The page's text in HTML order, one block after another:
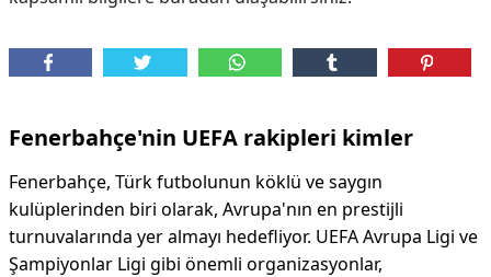
Fenerbahçe'nin UEFA rakipleri kimler
Fenerbahçe, Türk futbolunun köklü ve saygın
kulüplerinden biri olarak, Avrupa'nın en prestijli
turnuvalarında yer almayı hedefliyor. UEFA Avrupa Ligi ve
Şampiyonlar Ligi gibi önemli organizasyonlar,